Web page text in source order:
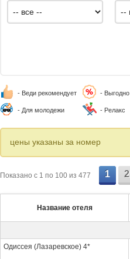
- Веди рекомендует - Выгодно
- Для молодежи - Релакс
цены указаны за номер
Показано c 1 по 100 из 477 1 2
Название отеля
Одиссея (Лазаревское) 4*